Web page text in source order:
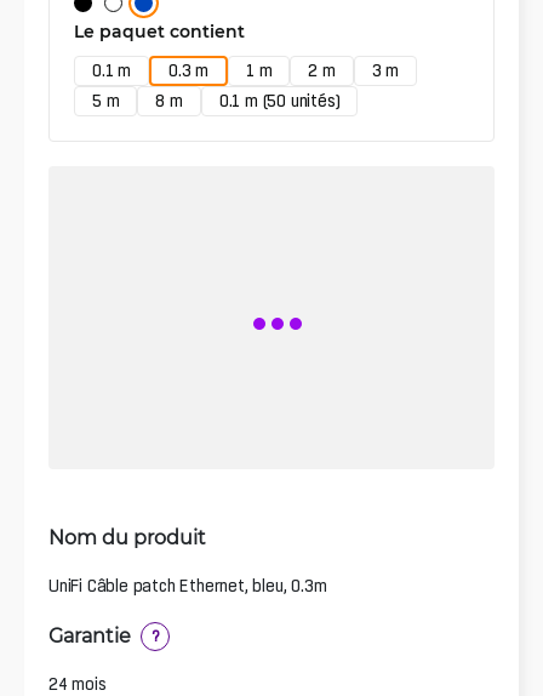
Le paquet contient
0.1 m 0.3 m 1 m 2 m
3 m
5 m
8 m 0.1 m (50 unités)
Nom du produit
UniFi Câble patch Ethernet, bleu, 0.3m
Garantie ?
24 mois